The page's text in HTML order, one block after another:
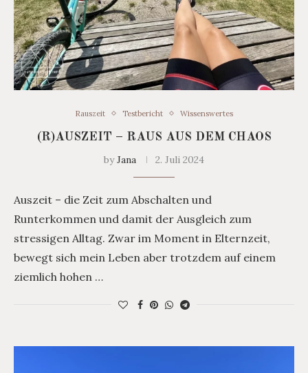
Rauszeit Testbericht Wissenswertes
(R)AUSZEIT – RAUS AUS DEM CHAOS
byJana 2. Juli 2024
Auszeit – die Zeit zum Abschalten und
Runterkommen und damit der Ausgleich zum
stressigen Alltag. Zwar im Moment in Elternzeit,
bewegt sich mein Leben aber trotzdem auf einem
ziemlich hohen …